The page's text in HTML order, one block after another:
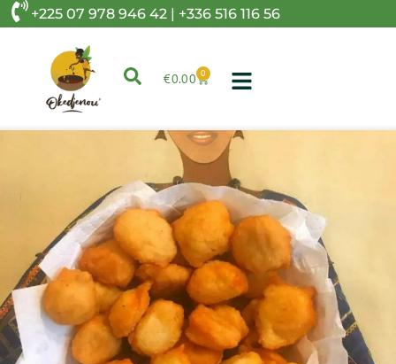
+225 07 978 946 42 | +336 516 116 56
€0.00 0